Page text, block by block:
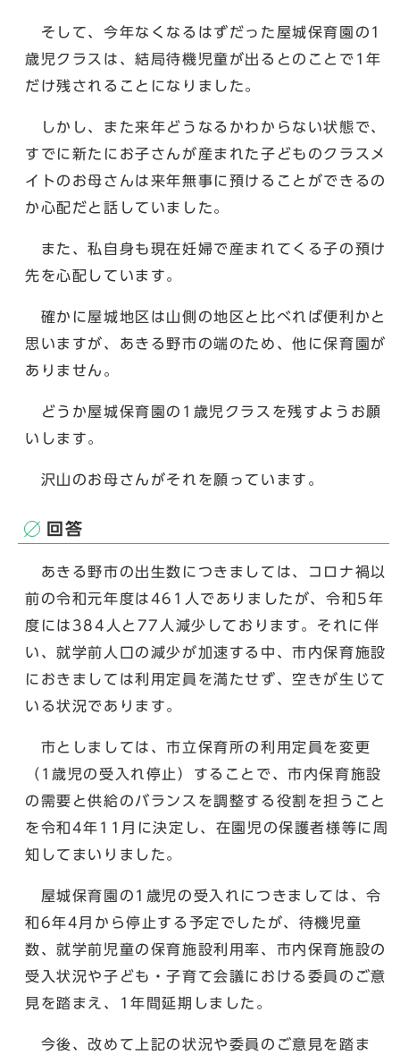
そして、今年なくなるはずだった屋城保育園の1
歳児クラスは、結局待機児童が出るとのことで1年
だけ残されることになりました。
しかし、また来年どうなるかわからない状態で、
すでに新たにお子さんが産まれた子どものクラスメ
イトのお母さんは来年無事に預けることができるの
か心配だと話していました。
また、私自身も現在妊婦で産まれてくる子の預け
先を心配しています。
確かに屋城地区は山側の地区と比べれば便利かと
思いますが、あきる野市の端のため、他に保育園が
ありません。
どうか屋城保育園の1歳児クラスを残すようお願
いします。
沢山のお母さんがそれを願っています。
回答
あきる野市の出生数につきましては、コロナ禍以
前の令和元年度は461人でありましたが、令和5年
度には384人と77人減少しております。それに伴
い、就学前人口の減少が加速する中、市内保育施設
におきましては利用定員を満たせず、空きが生じて
いる状況であります。
市としましては、市立保育所の利用定員を変更
（1歳児の受入れ停止）することで、市内保育施設
の需要と供給のバランスを調整する役割を担うこと
を令和4年11月に決定し、在園児の保護者様等に周
知してまいりました。
屋城保育園の1歳児の受入れにつきましては、令
和6年4月から停止する予定でしたが、待機児童
数、就学前児童の保育施設利用率、市内保育施設の
受入状況や子ども・子育て会議における委員のご意
見を踏まえ、1年間延期しました。
今後、改めて上記の状況や委員のご意見を踏ま